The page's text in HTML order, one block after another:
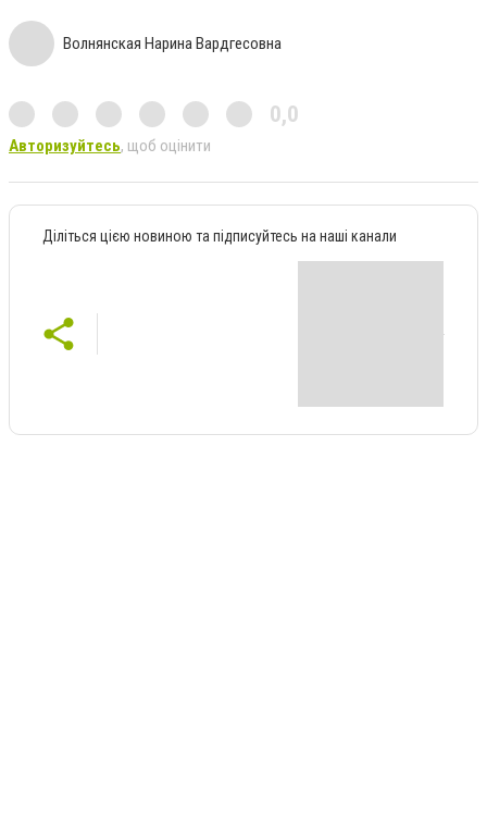
Волнянская Нарина Вардгесовна
0,0
Авторизуйтесь, щоб оцінити
Діліться цією новиною та підписуйтесь на наші канали